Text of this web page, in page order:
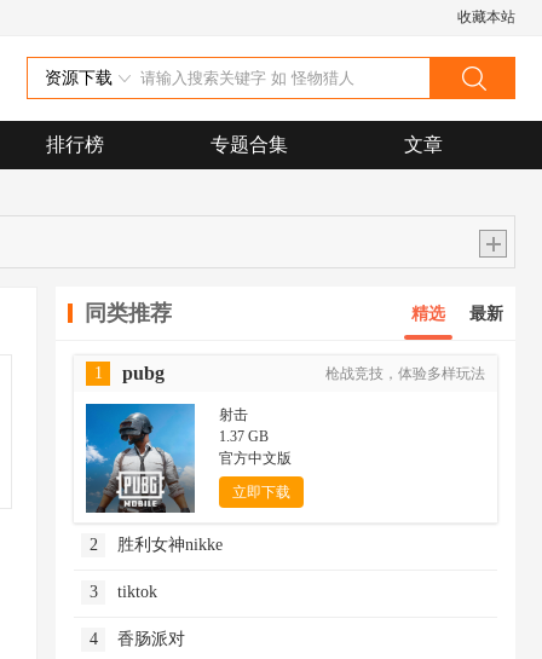
收藏本站
资源下载
排行榜 专题合集 文章
同类推荐 精选 最新
1 pubg 枪战竞技，体验多样玩法
射击
1.37 GB
官方中文版
立即下载
2 胜利女神nikke
3 tiktok
4 香肠派对